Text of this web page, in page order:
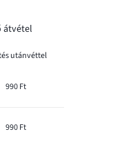
átvétel
utánvéttel
990 Ft
990 Ft